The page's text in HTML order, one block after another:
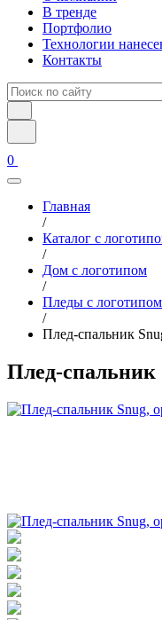
В тренде
Портфолио
Технологии
Контакты
0
Главная
/
Каталог с
/
Дом с логотипом
/
Пледы с логотипом
/
Плед-спальник
Плед-